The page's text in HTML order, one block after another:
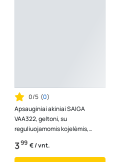
0/5 (0)
Apsauginiai akiniai SAIGA
VAA322, geltoni, su
reguliuojamomis kojelėmis,
nerasojantys, nesibraižantys,
atsparūs aukštai ...
399 € / vnt.